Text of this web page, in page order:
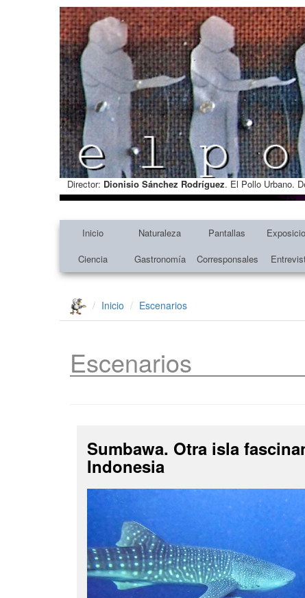
Director: Dionisio Sánchez Rodríguez. El Pollo Urbano.
Inicio Naturaleza Pantallas
Ciencia
Gastronomía Corresponsales
Inicio Escenarios
Escenarios
Sumbawa. Otra isla
Indonesia